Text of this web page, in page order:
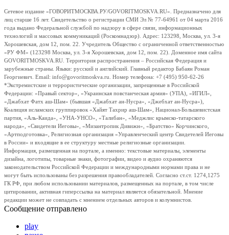
Сетевое издание «ГОВОРИТМОСКВА.РУ/GOVORITMOSKVA.RU». Предназначено для
лиц старше 16 лет. Свидетельство о регистрации СМИ Эл № 77-64961 от 04 марта 2016
года выдано Федеральной службой по надзору в сфере связи, информационных
технологий и массовых коммуникаций (Роскомнадзор). Адрес: 123298, Москва, ул. 3-я
Хорошевская, дом 12, пом. 22. Учредитель Общество с ограниченной ответственностью
«РУ ФМ» (123298 Москва, ул. 3-я Хорошевская, дом 12, пом. 22). Доменное имя сайта
GOVORITMOSKVA.RU. Территория распространения – Российская Федерация и
зарубежные страны. Языки: русский и английский. Главный редактор Бабаян Роман
Георгиевич. Email: info@govoritmoskva.ru. Номер телефона: +7 (495) 950-62-26
*Экстремистские и террористические организации, запрещенные в Российской
Федерации: «Правый сектор», «Украинская повстанческая армия» (УПА), «ИГИЛ»,
«Джабхат Фатх аш-Шам» (бывшая «Джабхат ан-Нусра», «Джебхат ан-Нусра»),
Коалиция исламских группировок «Хайят Тахрир аш-Шам», Национал-Большевистская
партия, «Аль-Каида», «УНА-УНСО», «Талибан», «Меджлис крымско-татарского
народа», «Свидетели Иеговы», «Мизантропик Дивижн», «Братство» Корчинского,
«Артподготовка», Религиозная организация «Управленческий центр Свидетелей Иеговы
в России» и входящие в ее структуру местные религиозные организации.
Информация, размещенная на портале, а именно: текстовые материалы, элементы
дизайна, логотипы, товарные знаки, фотографии, видео и аудио охраняются
законодательством Российской Федерации и международными нормами права и не
могут быть использованы без разрешения правообладателей. Согласно ст.ст. 1274,1275
ГК РФ, при любом использовании материалов, размещенных на портале, в том числе
цитировании, активная гиперссылка на материал является обязательной. Мнение
редакции может не совпадать с мнением отдельных авторов и колумнистов.
Сообщение отправлено
play